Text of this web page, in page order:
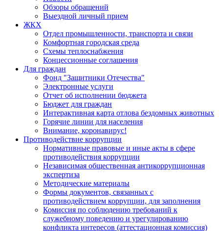
Обзоры обращений
Выездной личный прием
ЖКХ
Отдел промышленности, транспорта и связи
Комфортная городская среда
Схемы теплоснабжения
Концессионные соглашения
Для граждан
Фонд "Защитники Отечества"
Электронные услуги
Отчет об исполнении бюджета
Бюджет для граждан
Интерактивная карта отлова бездомных животных
Горячие линии для населения
Внимание, коронавирус!
Противодействие коррупции
Нормативные правовые и иные акты в сфере
противодействия коррупции
Независимая общественная антикоррупционная
экспертиза
Методические материалы
Формы документов, связанных с
противодействием коррупции, для заполнения
Комиссия по соблюдению требований к
служебному поведению и урегулированию
конфликта интересов (аттестационная комиссия)